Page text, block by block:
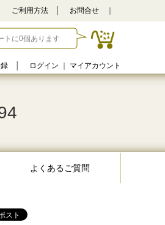
ご利用方法 お問合せ
トに0個あります
ログイン マイアカウント
よくあるご質問